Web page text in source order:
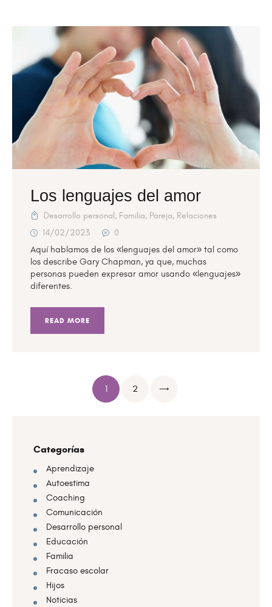
Los lenguajes del amor
Desarrollo personal , Familia, Pareja, Relaciones
14/02/2023
0
Aquí hablamos de los «lenguajes del amor» tal como
los describe Gary Chapman, ya que, muchas
personas pueden expresar amor usando «lenguajes»
diferentes.
READ MORE
1 2
>
Categorías
Aprendizaje
Autoestima
Coaching
Comunicación
Desarrollo personal
Educación
Familia
Fracaso escolar
Hijos
Noticias